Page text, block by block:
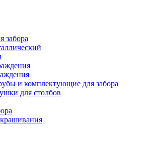
забора
и комплектующие для забора
для столбов